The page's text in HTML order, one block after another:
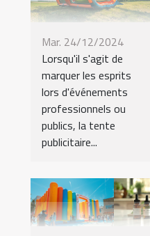
Mar. 24/12/2024
Lorsqu'il s'agit de
marquer les esprits
lors d'événements
professionnels ou
publics, la tente
publicitaire...